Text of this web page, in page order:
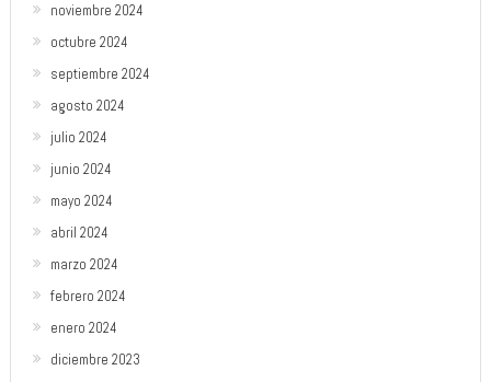
noviembre 2024
octubre 2024
septiembre 2024
agosto 2024
julio 2024
junio 2024
mayo 2024
abril 2024
marzo 2024
febrero 2024
enero 2024
diciembre 2023